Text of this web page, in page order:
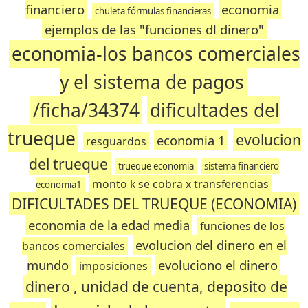
financiero
chuleta fórmulas financieras
economia
ejemplos de las "funciones dl dinero"
economia-los bancos comerciales
y el sistema de pagos
/ficha/34374 dificultades del
trueque
resguardos economia 1
evolucion
del trueque
trueque economia
sistema financiero
economia1
monto k se cobra x transferencias
DIFICULTADES DEL TRUEQUE (ECONOMIA)
economia de la edad media
funciones de los
bancos comerciales
evolucion del dinero en el
mundo
imposiciones evoluciono el dinero
dinero , unidad de cuenta, deposito de